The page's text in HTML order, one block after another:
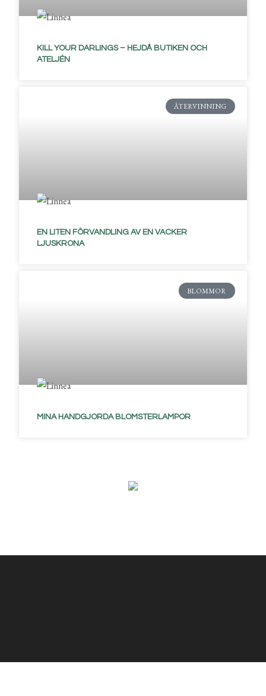
KILL YOUR DARLINGS – HEJDÅ BUTIKEN OCH
ATELJÉN
ÅTERVINNING
EN LITEN FÖRVANDLING AV EN VACKER
LJUSKRONA
BLOMMOR
MINA HANDGJORDA BLOMSTERLAMPOR